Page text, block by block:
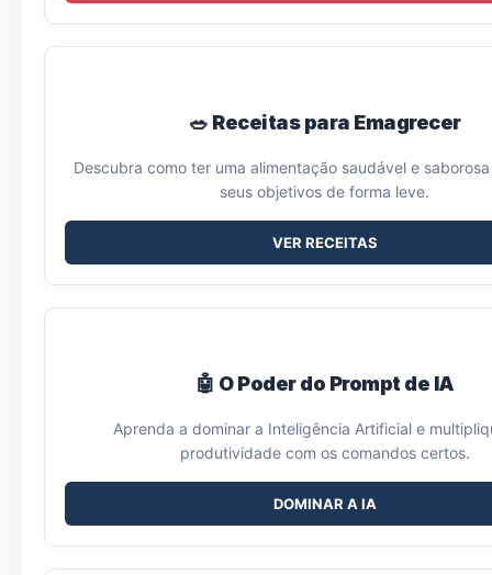
🥗 Receitas para Emagrecer
Descubra como ter uma alimentação saudável e
seus objetivos de forma leve.
VER RECEITAS
🤖 O Poder do Prompt de IA
Aprenda a dominar a Inteligência Artificial e
produtividade com os comandos certos.
DOMINAR A IA